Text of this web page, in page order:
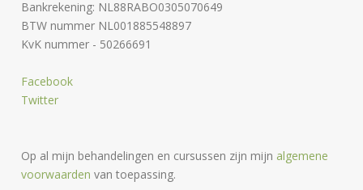
Bankrekening: NL88RABO0305070649
BTW nummer NL001885548897
KvK nummer - 50266691
Facebook
Twitter
Op al mijn behandelingen en cursussen zijn mijn algemene
voorwaarden van toepassing.